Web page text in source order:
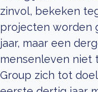
zinvol, bekeken
projecten worden
jaar, maar een
mensenleven niet
Group zich tot